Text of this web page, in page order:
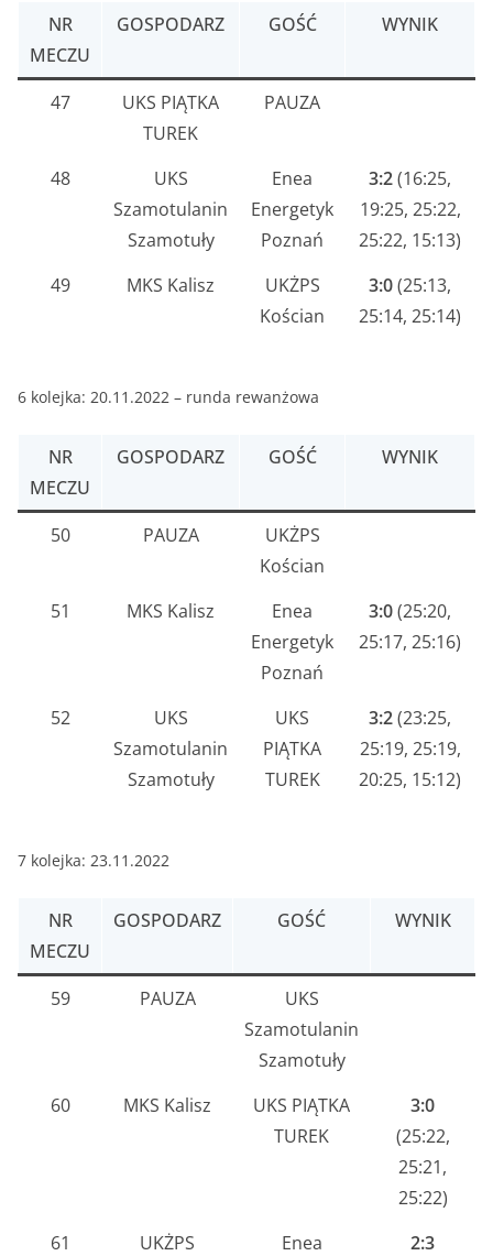
NR
MECZU
GOSPODARZ GOŚĆ WYNIK
47
UKS PIĄTKA
TUREK
PAUZA
48
UKS
Szamotulanin
Szamotuły
Enea
Energetyk
Poznań
3:2(16:25,
19:25, 25:22,
25:22, 15:13)
49
MKS Kalisz
UKŻPS
Kościan
3:0(25:13,
25:14, 25:14)
6 kolejka: 20.11.2022 – runda rewanżowa
NR
MECZU
GOSPODARZ GOŚĆ WYNIK
50 PAUZA
UKŻPS
Kościan
51
MKS Kalisz
Enea
Energetyk
Poznań
3:0(25:20,
25:17, 25:16)
52
UKS
Szamotulanin
Szamotuły
UKS
PIĄTKA
TUREK
3:2(23:25,
25:19, 25:19,
20:25, 15:12)
7 kolejka: 23.11.2022
NR
MECZU
GOSPODARZ GOŚĆ WYNIK
59 PAUZA
UKS
Szamotulanin
Szamotuły
60
MKS Kalisz
UKS PIĄTKA
TUREK
3:0
(25:22,
25:21,
25:22)
61
UKŻPS
Enea
2:3